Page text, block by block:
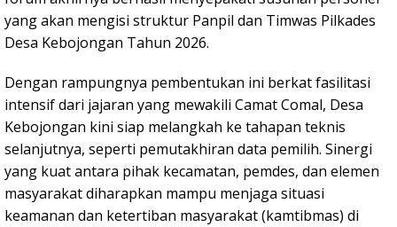
yang akan mengisi struktur Panpil dan Timwas Pilkades
Desa Kebojongan Tahun 2026.
Dengan rampungnya pembentukan ini berkat fasilitasi
intensif dari jajaran yang mewakili Camat Comal, Desa
Kebojongan kini siap melangkah ke tahapan teknis
selanjutnya, seperti pemutakhiran data pemilih. Sinergi
yang kuat antara pihak kecamatan, pemdes, dan elemen
masyarakat diharapkan mampu menjaga situasi
keamanan dan ketertiban masyarakat (kamtibmas) di